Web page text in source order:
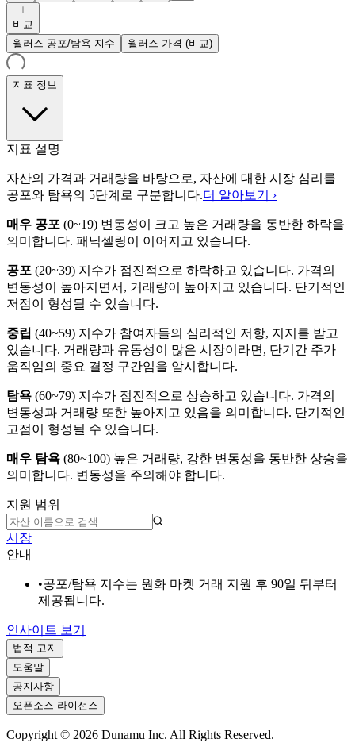
비교
월러스 공포/탐욕 지수
월러스 가격 (비교)
지표 정보
지표 설명
자산의 가격과 거래량을 바탕으로, 자산에 대한 시장 심리를
공포와 탐욕의 5단계로 구분합니다.더 알아보기 ›
매우 공포 (0~19) 변동성이 크고 높은 거래량을 동반한 하락을
의미합니다. 패닉셀링이 이어지고 있습니다.
공포 (20~39) 지수가 점진적으로 하락하고 있습니다. 가격의
변동성이 높아지면서, 거래량이 높아지고 있습니다. 단기적인
저점이 형성될 수 있습니다.
중립 (40~59) 지수가 참여자들의 심리적인 저항, 지지를 받고
있습니다. 거래량과 유동성이 많은 시장이라면, 단기간 주가
움직임의 중요 결정 구간임을 암시합니다.
탐욕 (60~79) 지수가 점진적으로 상승하고 있습니다. 가격의
변동성과 거래량 또한 높아지고 있음을 의미합니다. 단기적인
고점이 형성될 수 있습니다.
매우 탐욕 (80~100) 높은 거래량, 강한 변동성을 동반한 상승을
의미합니다. 변동성을 주의해야 합니다.
지원 범위
시장
안내
•공포/탐욕 지수는 원화 마켓 거래 지원 후 90일 뒤부터
제공됩니다.
인사이트 보기
법적 고지
도움말
공지사항
오픈소스 라이선스
Copyright © 2026 Dunamu Inc. All Rights Reserved.